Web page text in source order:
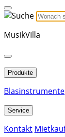
MusikVilla
Produkte
Blasinstrumente
Service
Kontakt